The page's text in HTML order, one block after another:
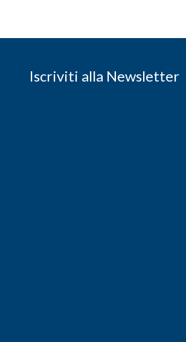
Iscriviti alla Newsletter